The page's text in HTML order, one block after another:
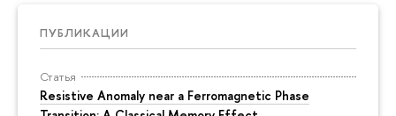
ПУБЛИКАЦИИ
Статья
Resistive Anomaly near a Ferromagnetic Phase